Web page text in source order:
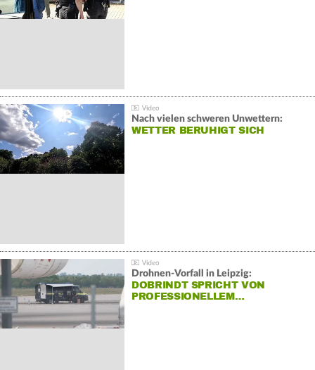
Nach vielen schweren Unwettern:
WETTER BERUHIGT SICH
Drohnen-Vorfall in Leipzig:
DOBRINDT SPRICHT VON
PROFESSIONELLEM…